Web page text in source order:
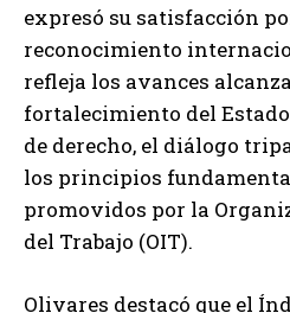
expresó su satisfacción
reconocimiento
refleja los avances
fortalecimiento del
de derecho, el diálogo
los principios
promovidos por la
del Trabajo (OIT).
Olivares destacó que el